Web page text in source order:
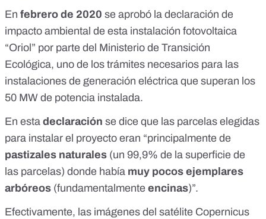
En febrero de 2020 se aprobó la declaración de
impacto ambiental de esta instalación fotovoltaica
“Oriol” por parte del Ministerio de Transición
Ecológica, uno de los trámites necesarios para las
instalaciones de generación eléctrica que superan los
50 MW de potencia instalada.
En esta declaración se dice que las parcelas elegidas
para instalar el proyecto eran “principalmente de
pastizales naturales (un 99,9% de la superficie de
las parcelas) donde había muy pocos ejemplares
arbóreos (fundamentalmente encinas)”.
Efectivamente, las imágenes del satélite Copernicus